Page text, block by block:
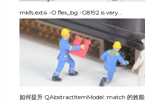
mkfs.ext4 -O flex_bg -G8192 is very...
如何提升 QAbstractItemModel::match 的效能